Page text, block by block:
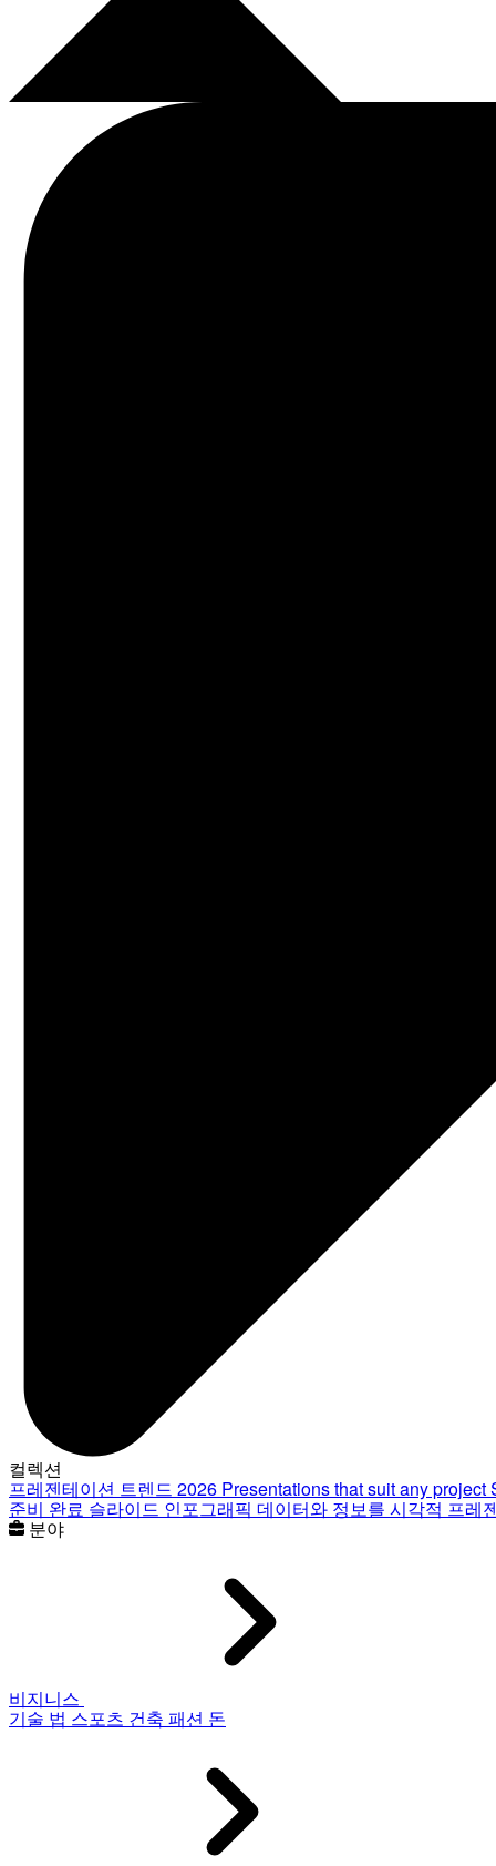
컬렉션
프레젠테이션 트렌드 2026 Presentations that suit any project
준비 완료 슬라이드 인포그래픽 데이터와 정보를 시각적 프레
분야
비지니스
기술 법 스포츠 건축 패션 돈